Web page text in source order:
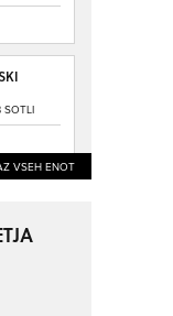
SOTLI
VSEH ENOT